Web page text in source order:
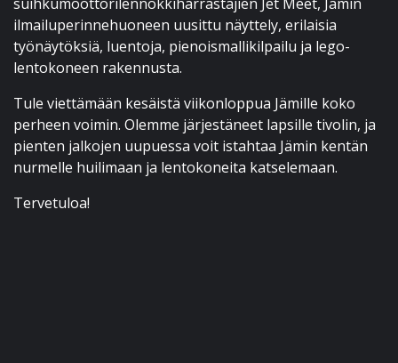
ilmailuperinnehuoneen uusittu näyttely, erilaisia
työnäytöksiä, luentoja, pienoismallikilpailu ja lego-
lentokoneen rakennusta.
Tule viettämään kesäistä viikonloppua Jämille koko
perheen voimin. Olemme järjestäneet lapsille tivolin, ja
pienten jalkojen uupuessa voit istahtaa Jämin kentän
nurmelle huilimaan ja lentokoneita katselemaan.
Tervetuloa!